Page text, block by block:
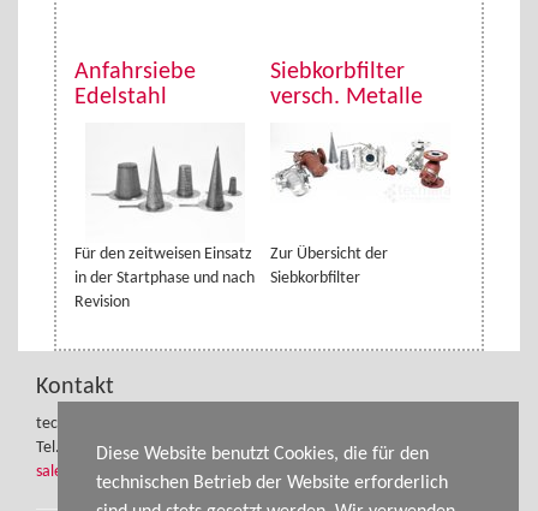
Diese Website benutzt Cookies, die für den
technischen Betrieb der Website erforderlich
Anfahrsiebe
Edelstahl
Für den zeitweisen Einsatz
in der Startphase und nach
Revision
Siebkorbfilter
versch. Metalle
Zur Übersicht der
Siebkorbfilter
Kontakt
tecmara gmbh
Tel.: +49 (0) 3841-32750-70
sales@tecmara.de